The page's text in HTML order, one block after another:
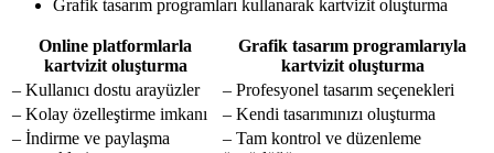
Grafik tasarım programları kullanarak kartvizit oluşturma
Online platformlarla
kartvizit oluşturma
Grafik tasarım programlarıyla
kartvizit oluşturma
– Kullanıcı dostu arayüzler
– Profesyonel tasarım seçenekleri
– Kolay özelleştirme imkanı
– Kendi tasarımınızı oluşturma
– İndirme ve paylaşma
– Tam kontrol ve düzenleme